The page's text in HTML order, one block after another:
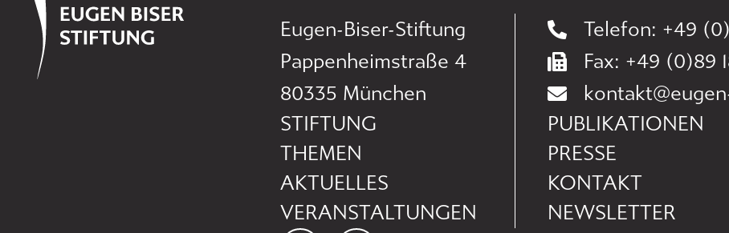
Eugen-Biser-Stiftung
Pappenheimstraße 4
80335 München
Telefon: +49
Fax: +49 (0)89
STIFTUNG
THEMEN
AKTUELLES
VERANSTALTUNGEN
PUBLIKATIONEN
PRESSE
KONTAKT
NEWSLETTER